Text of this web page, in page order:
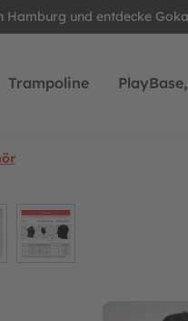
Hamburg und entdecke
Trampoline